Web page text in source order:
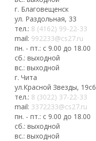
г. Благовещенск
ул. Раздольная, 33
тел.: 8 (4162) 99-22-33
mail: 992233@cs27.ru
пн. - пт.: с 9.00 до 18.00
сб.: выходной
вс.: выходной
г. Чита
ул.Красной Звезды, 19с6
тел.: 8 (3022) 37-22-33
mail: 3372233@cs27.ru
пн. - пт.: с 9.00 до 18.00
сб.: выходной
вс.: выходной